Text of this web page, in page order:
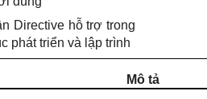
Directive hỗ trợ trong
phát triển và lập trình
Mô tả